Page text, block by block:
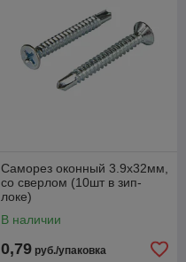
Саморез оконный 3.9х32мм,
со сверлом (10шт в зип-
локе)
В наличии
0,79 руб./упаковка